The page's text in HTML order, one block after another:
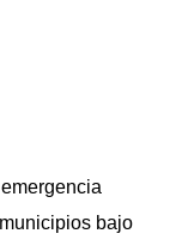
bajo